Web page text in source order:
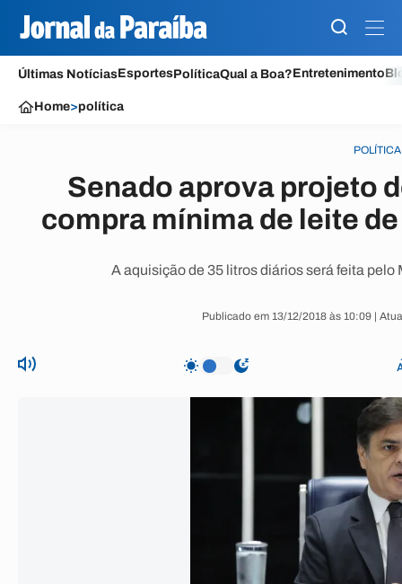
Últimas NotíciasEsportesPolíticaQual a Boa?Entretenimento
Home>política
POLÍTICA
Senado aprova projeto
compra mínima de leite
A aquisição de 35 litros diários será feita
Publicado em 13/12/2018 às 10:09 |